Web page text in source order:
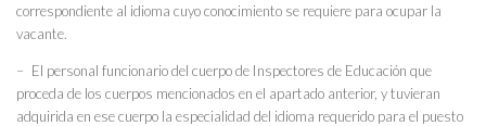
correspondiente al idioma cuyo conocimiento se requiere para ocupar la
vacante.
– El personal funcionario del cuerpo de Inspectores de Educación que
proceda de los cuerpos mencionados en el apartado anterior, y tuvieran
adquirida en ese cuerpo la especialidad del idioma requerido para el puesto